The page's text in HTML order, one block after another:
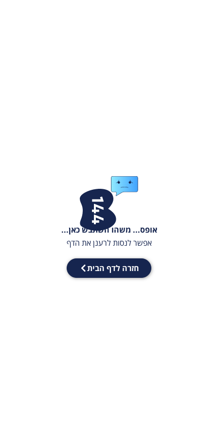
אופס... משהו השתבש כאן...
אפשר לנסות לרענן את הדף
חזרה לדף הבית